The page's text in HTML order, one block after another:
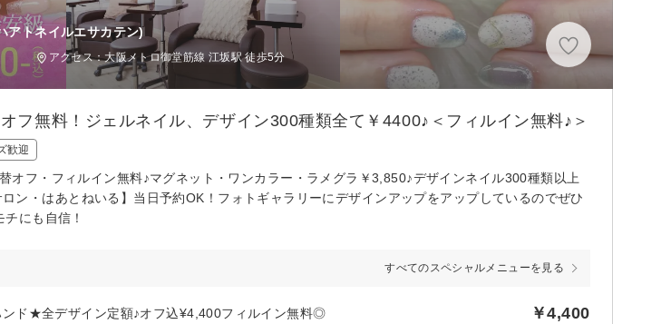
アトネイルエサカテン)
アクセス：大阪メトロ御堂筋線 江坂駅 徒歩5分
フ無料！ジェルネイル、デザイン300種類全て￥4400♪＜フィルイン無料♪＞
歓迎
オフ・フィルイン無料♪マグネット・ワンカラー・ラメグラ￥3,850♪デザインネイル300種類以上
ン・はあとねいる】当日予約OK！フォトギャラリーにデザインアップをアップしているのでぜひ
にも自信！
すべてのスペシャルメニューを見る
ンド★全デザイン定額♪オフ込¥4,400フィルイン無料◎ ￥4,400